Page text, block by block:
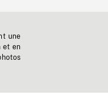
une
et en